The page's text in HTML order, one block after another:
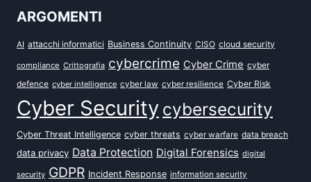
ARGOMENTI
AI attacchi informatici Business Continuity CISO cloud security
compliance Crittografia cybercrime Cyber Crime cyber
defence cyber intelligence cyber law cyber resilience Cyber Risk
Cyber Security cybersecurity
Cyber Threat Intelligence cyber threats cyber warfare data breach
data privacy Data Protection Digital Forensics digital
security GDPR Incident Response information security